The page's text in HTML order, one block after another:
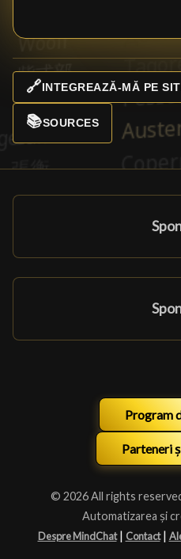
🔗INTEGREAZĂ-MĂ PE
📚SOURCES
Program
Parteneri
© 2026 All rights
Automatizarea și
Despre MindChat | Contact |